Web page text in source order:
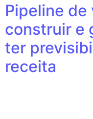
Pipeline de
construir e
ter
receita